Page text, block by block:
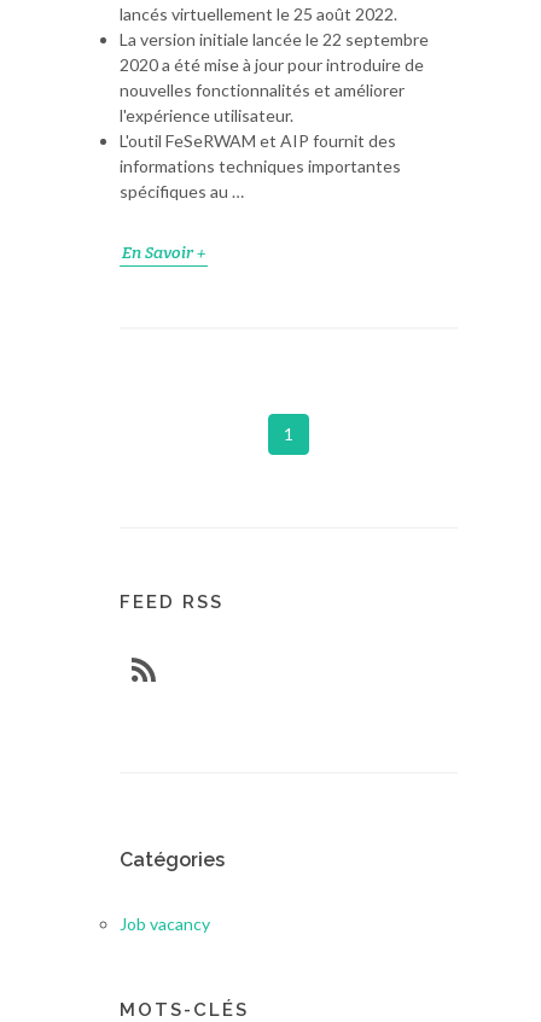
lancés virtuellement le 25 août 2022.
La version initiale lancée le 22 septembre
2020 a été mise à jour pour introduire de
nouvelles fonctionnalités et améliorer
l'expérience utilisateur.
L'outil FeSeRWAM et AIP fournit des
informations techniques importantes
spécifiques au …
En Savoir +
1
FEED RSS
Catégories
Job vacancy
MOTS-CLÉS